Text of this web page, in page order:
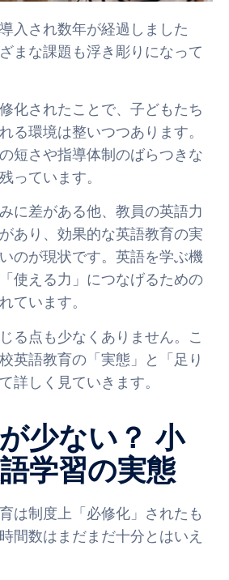
入され数年が経過しました
まな課題も浮き彫りになって
化されたことで、子どもたち
る環境は整いつつあります。
短さや指導体制のばらつきな
っています。
に差がある他、教員の英語力
あり、効果的な英語教育の実
のが現状です。英語を学ぶ機
使える力」につなげるための
ています。
る点も少なくありません。こ
英語教育の「実態」と「足り
詳しく見ていきます。
少ない？ 小
学習の実態
は制度上「必修化」されたも
間数はまだまだ十分とはいえ